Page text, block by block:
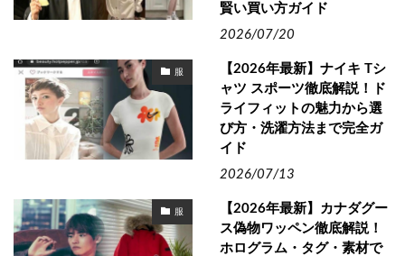
賢い買い方ガイド
2026/07/20
服
【2026年最新】ナイキ Tシ
ャツ スポーツ徹底解説！ド
ライフィットの魅力から選
び方・洗濯方法まで完全ガ
イド
2026/07/13
服
【2026年最新】カナダグー
ス偽物ワッペン徹底解説！
ホログラム・タグ・素材で